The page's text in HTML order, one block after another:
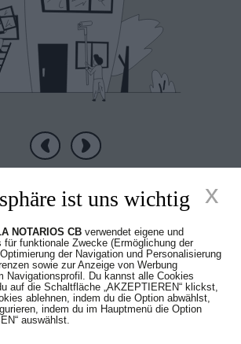
VorherigeNächste
Zeiten im
Notariat
ist uns wichtig
NOTARIOS CB verwendet eigene und
für funktionale Zwecke (Ermöglichung der
der Navigation und Personalisierung
sowie zur Anzeige von Werbung
Navigationsprofil. Du kannst alle Cookies
auf die Schaltfläche „AKZEPTIEREN“ klickst,
ablehnen, indem du die Option abwählst,
indem du im Hauptmenü die Option
auswählst.
x